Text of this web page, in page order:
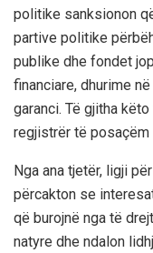
politike sanksionon
partive politike
publike dhe fondet
financiare, dhurime
garanci. Të gjitha
regjistrër të posaçëm
Nga ana tjetër, ligji
përcakton se
që burojnë nga të
natyre dhe ndalon